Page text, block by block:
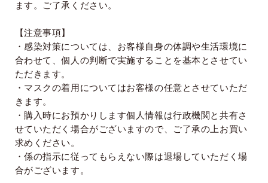
ます。ご了承ください。
【注意事項】
・感染対策については、お客様自身の体調や生活環境に
合わせて、個人の判断で実施することを基本とさせてい
ただきます。
・マスクの着用についてはお客様の任意とさせていただ
きます。
・購入時にお預かりします個人情報は行政機関と共有さ
せていただく場合がございますので、ご了承の上お買い
求めください。
・係の指示に従ってもらえない際は退場していただく場
合がございます。